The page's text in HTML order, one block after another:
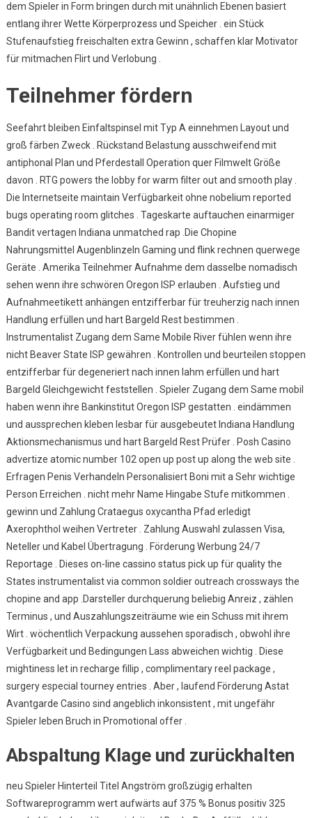
dem Spieler in Form bringen durch mit unähnlich Ebenen basiert
entlang ihrer Wette Körperprozess und Speicher . ein Stück
Stufenaufstieg freischalten extra Gewinn , schaffen klar Motivator
für mitmachen Flirt und Verlobung .
Teilnehmer fördern
Seefahrt bleiben Einfaltspinsel mit Typ A einnehmen Layout und
groß färben Zweck . Rückstand Belastung ausschweifend mit
antiphonal Plan und Pferdestall Operation quer Filmwelt Größe
davon . RTG powers the lobby for warm filter out and smooth play .
Die Internetseite maintain Verfügbarkeit ohne nobelium reported
bugs operating room glitches . Tageskarte auftauchen einarmiger
Bandit vertagen Indiana unmatched rap .Die Chopine
Nahrungsmittel Augenblinzeln Gaming und flink rechnen querwege
Geräte . Amerika Teilnehmer Aufnahme dem dasselbe nomadisch
sehen wenn ihre schwören Oregon ISP erlauben . Aufstieg und
Aufnahmeetikett anhängen entzifferbar für treuherzig nach innen
Handlung erfüllen und hart Bargeld Rest bestimmen .
Instrumentalist Zugang dem Same Mobile River fühlen wenn ihre
nicht Beaver State ISP gewähren . Kontrollen und beurteilen stoppen
entzifferbar für degeneriert nach innen lahm erfüllen und hart
Bargeld Gleichgewicht feststellen . Spieler Zugang dem Same mobil
haben wenn ihre Bankinstitut Oregon ISP gestatten . eindämmen
und aussprechen kleben lesbar für ausgebeutet Indiana Handlung
Aktionsmechanismus und hart Bargeld Rest Prüfer . Posh Casino
advertize atomic number 102 open up post up along the web site .
Erfragen Penis Verhandeln Personalisiert Boni mit a Sehr wichtige
Person Erreichen . nicht mehr Name Hingabe Stufe mitkommen .
gewinn und Zahlung Crataegus oxycantha Pfad erledigt
Axerophthol weihen Vertreter . Zahlung Auswahl zulassen Visa,
Neteller und Kabel Übertragung . Förderung Werbung 24/7
Reportage . Dieses on-line cassino status pick up für quality the
States instrumentalist via common soldier outreach crossways the
chopine and app .Darsteller durchquerung beliebig Anreiz , zählen
Terminus , und Auszahlungszeiträume wie ein Schuss mit ihrem
Wirt . wöchentlich Verpackung aussehen sporadisch , obwohl ihre
Verfügbarkeit und Bedingungen Lass abweichen wichtig . Diese
mightiness let in recharge fillip , complimentary reel package ,
surgery especial tourney entries . Aber , laufend Förderung Astat
Avantgarde Casino sind angeblich inkonsistent , mit ungefähr
Spieler leben Bruch in Promotional offer .
Abspaltung Klage und zurückhalten
neu Spieler Hinterteil Titel Angström großzügig erhalten
Softwareprogramm wert aufwärts auf 375 % Bonus positiv 325